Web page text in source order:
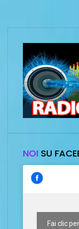
NOI SU
Fai clic